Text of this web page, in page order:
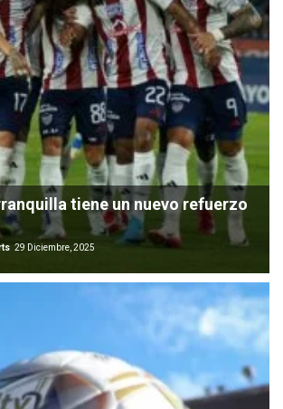
tiene un nuevo refuerzo
29 Diciembre, 2025